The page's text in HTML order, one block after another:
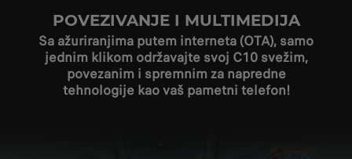
POVEZIVANJE I MULTIMEDIJA
Sa ažuriranjima putem interneta (OTA), samo
jednim klikom održavajte svoj C10 svežim,
povezanim i spremnim za napredne
tehnologije kao vaš pametni telefon!